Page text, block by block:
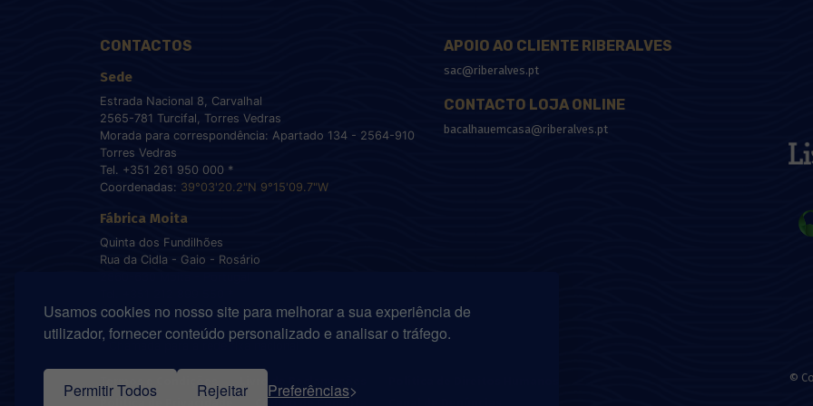
Usamos cookies no nosso site para melhorar a sua experiência de
utilizador, fornecer conteúdo personalizado e analisar o tráfego.
Permitir Todos Rejeitar Preferências
CONTACTOS
Sede
Estrada Nacional 8, Carvalhal
2565-781 Turcifal, Torres Vedras
Morada para correspondência: Apartado 134 - 2564-910
Torres Vedras
Tel. +351 261 950 000 *
Coordenadas: 39°03'20.2"N 9°15'09.7"W
Fábrica Moita
Quinta dos Fundilhões
Rua da Cidla - Gaio - Rosário
Coordenadas:38°40'55.8"N 9°00'22.5"W
* Chamada para a rede fixa nacional
APOIO AO CLIENTE RIBERALVES
sac@riberalves.pt
CONTACTO LOJA ONLINE
bacalhauemcasa@riberalves.pt
Política de Privacidade
©